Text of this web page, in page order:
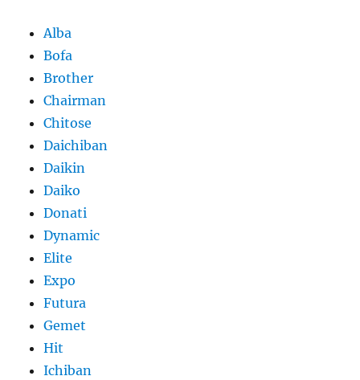
Alba
Bofa
Brother
Chairman
Chitose
Daichiban
Daikin
Daiko
Donati
Dynamic
Elite
Expo
Futura
Gemet
Hit
Ichiban